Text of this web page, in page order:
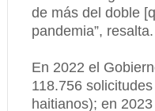
de más del doble
pandemia”, resalta.
En 2022 el
118.756
haitianos); en